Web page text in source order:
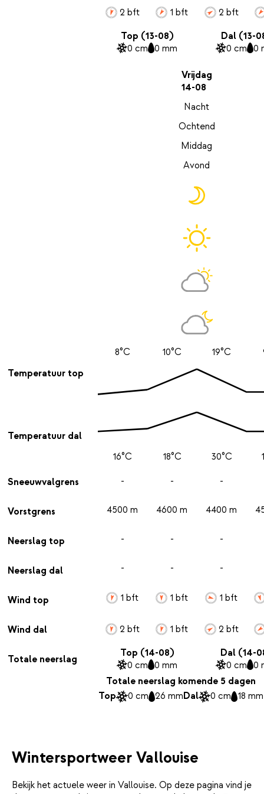
Temperatuur top
Temperatuur dal
Sneeuwvalgrens
Vorstgrens
Neerslag top
Neerslag dal
Wind top
Wind dal
Totale neerslag
2 bft 1 bft 2 bft
Top (13-08)
0 cm 0 mm
Dal (13-
0 cm 0
Vrijdag
14-08
Nacht
Ochtend
Middag
Avond
8°C
16°C
-
4500 m
-
-
1 bft
2 bft
10°C
18°C
-
4600 m
-
-
1 bft
1 bft
19°C
30°C
-
4400 m
-
-
1 bft
2 bft
Top (14-08)
0 cm 0 mm
Dal (14-
0 cm 0
Totale neerslag komende 5 dagen
Top
0 cm 26 mmDal 0 cm 18 mm
Wintersportweer Vallouise
Bekijk het actuele weer in Vallouise. Op deze pagina vind je